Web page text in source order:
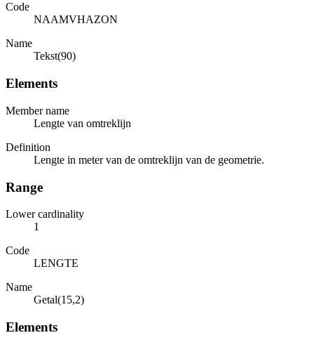
Code
NAAMVHAZON
Name
Tekst(90)
Elements
Member name
Lengte van omtreklijn
Definition
Lengte in meter van de omtreklijn van de geometrie.
Range
Lower cardinality
1
Code
LENGTE
Name
Getal(15,2)
Elements